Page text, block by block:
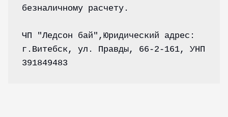
безналичному расчету.
ЧП "Ледсон бай",Юридический адрес:
г.Витебск, ул. Правды, 66-2-161, УНП
391849483